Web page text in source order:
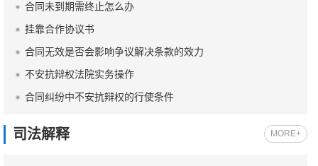
合同未到期需终止怎么办
挂靠合作协议书
合同无效是否会影响争议解决条款的效力
不安抗辩权法院实务操作
合同纠纷中不安抗辩权的行使条件
司法解释 MORE+